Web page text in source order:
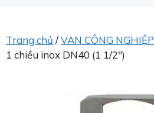
Trang chủ /VAN CÔNG NGHIỆP
1 chiều inox DN40 (1 1/2″)